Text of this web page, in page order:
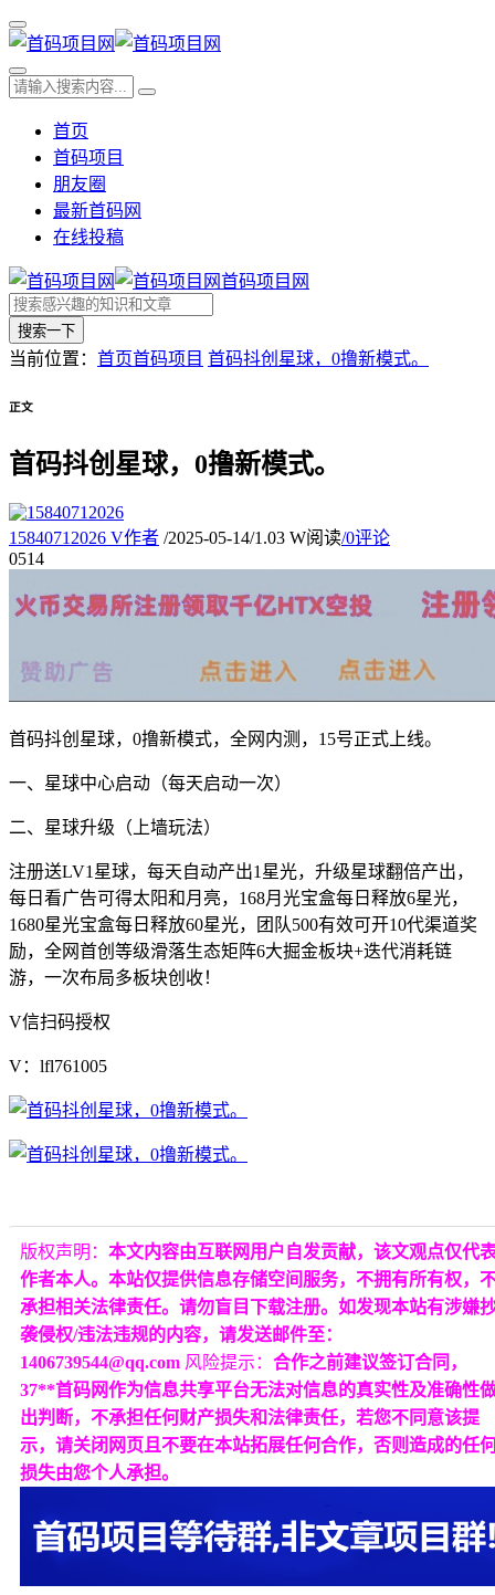
首页
首码项目
朋友圈
最新首码网
在线投稿
首码项目网
搜索一下
当前位置： 首页首码项目 首码抖创星球，0撸新模式。
正文
首码抖创星球，0撸新模式。
15840712026 V作者 /2025-05-14/1.03 W阅读/0评论
0514
首码抖创星球，0撸新模式，全网内测，15号正式上线。
一、星球中心启动（每天启动一次）
二、星球升级（上墙玩法）
注册送LV1星球，每天自动产出1星光，升级星球翻倍产出，
每日看广告可得太阳和月亮，168月光宝盒每日释放6星光，
1680星光宝盒每日释放60星光，团队500有效可开10代渠道奖
励，全网首创等级滑落生态矩阵6大掘金板块+迭代消耗链
游，一次布局多板块创收！
V信扫码授权
V：lfl761005
版权声明： 本文内容由互联网用户自发贡献，该文观点仅代
作者本人。本站仅提供信息存储空间服务，不拥有所有权，
承担相关法律责任。请勿盲目下载注册。如发现本站有涉嫌
袭侵权/违法违规的内容，请发送邮件至：
1406739544@qq.com 风险提示： 合作之前建议签订合同，
37**首码网作为信息共享平台无法对信息的真实性及准确性
出判断，不承担任何财产损失和法律责任，若您不同意该提
示，请关闭网页且不要在本站拓展任何合作，否则造成的任
损失由您个人承担。